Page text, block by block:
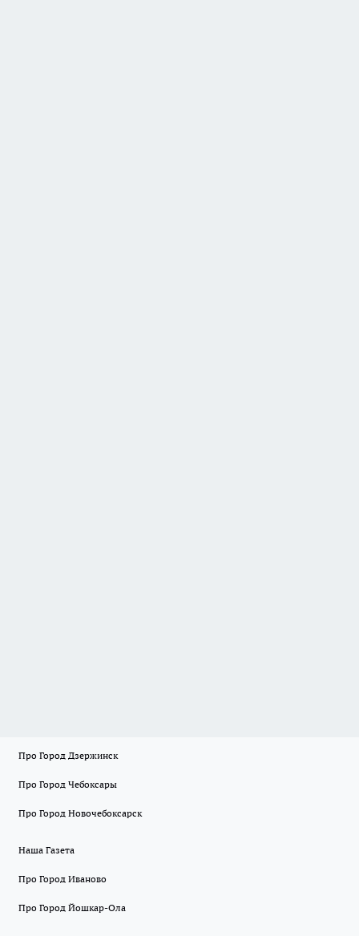
Про Город Дзержинск
Про Город Чебоксары
Про Город Новочебоксарск
Наша Газета
Про Город Иваново
Про Город Йошкар-Ола